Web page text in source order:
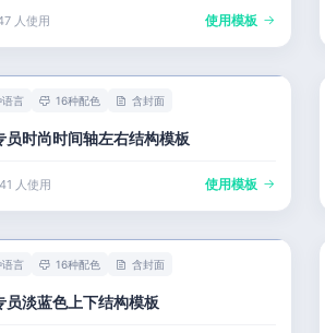
人使用 使用模板
言 16种配色 含封面
员时尚时间轴左右结构模板
人使用 使用模板
言 16种配色 含封面
员淡蓝色上下结构模板